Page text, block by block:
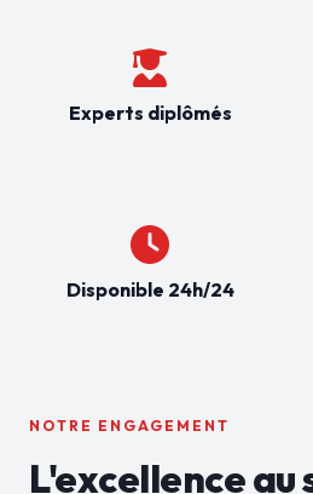
Experts diplômés
Disponible 24h/24
NOTRE ENGAGEMENT
L'excellence au